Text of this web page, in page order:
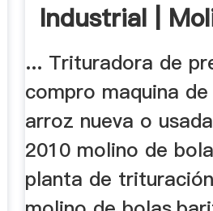
Industrial |
... Trituradora de
compro maquina
arroz nueva o
2010 molino de
planta de